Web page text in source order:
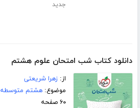
جدید
دانلود کتاب شب امتحان علوم هشتم
از:زهرا شریعتی
موضوع:هشتم متوسطه
۶۰ صفحه